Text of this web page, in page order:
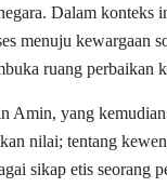
Dalam konteks
menuju
ruang perbaikan
Amin, yang
nilai; tentang
sikap etis